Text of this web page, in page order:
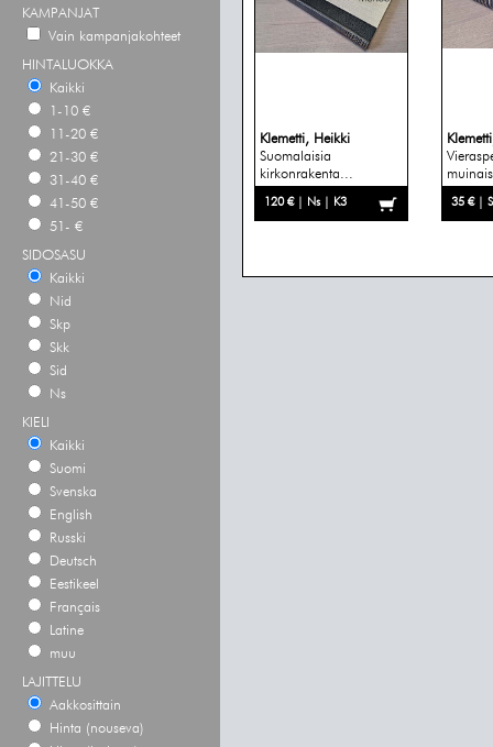
KAMPANJAT
Vain kampanjakohteet
HINTALUOKKA
Kaikki
1-10 €
11-20 €
21-30 €
31-40 €
41-50 €
51- €
SIDOSASU
Kaikki
Nid
Skp
Skk
Sid
Ns
KIELI
Kaikki
Suomi
Svenska
English
Russki
Deutsch
Eestikeel
Français
Latine
muu
LAJITTELU
Aakkosittain
Hinta (nouseva)
Klemetti, Heikki
Suomalaisia
kirkonrakenta...
120 € | Ns | K3 35 € |